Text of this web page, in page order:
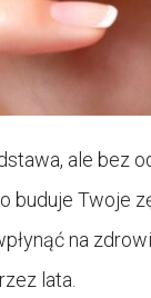
ale bez
buduje Twoje
na
lata.